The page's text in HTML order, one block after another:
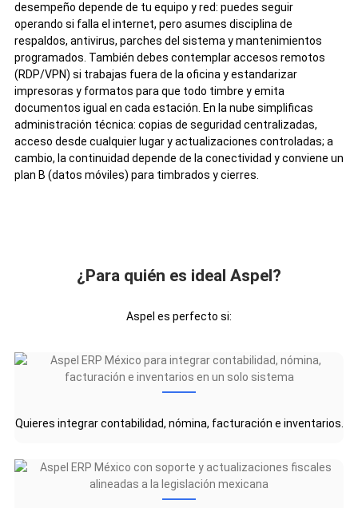
desempeño depende de tu equipo y red: puedes seguir
operando si falla el internet, pero asumes disciplina de
respaldos, antivirus, parches del sistema y mantenimientos
programados. También debes contemplar accesos remotos
(RDP/VPN) si trabajas fuera de la oficina y estandarizar
impresoras y formatos para que todo timbre y emita
documentos igual en cada estación. En la nube simplificas
administración técnica: copias de seguridad centralizadas,
acceso desde cualquier lugar y actualizaciones controladas; a
cambio, la continuidad depende de la conectividad y conviene un
plan B (datos móviles) para timbrados y cierres.
¿Para quién es ideal Aspel?
Aspel es perfecto si:
Quieres integrar contabilidad, nómina, facturación e inventarios.